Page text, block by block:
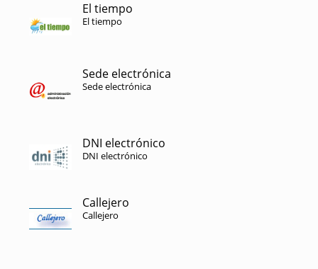
El tiempo
El tiempo
Sede electrónica
Sede electrónica
DNI electrónico
DNI electrónico
Callejero
Callejero